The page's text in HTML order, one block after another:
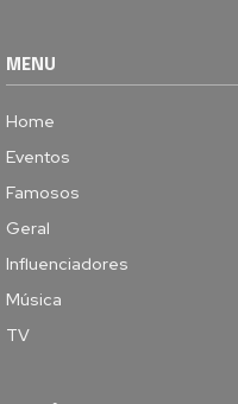
MENU
Home
Eventos
Famosos
Geral
Influenciadores
Música
TV